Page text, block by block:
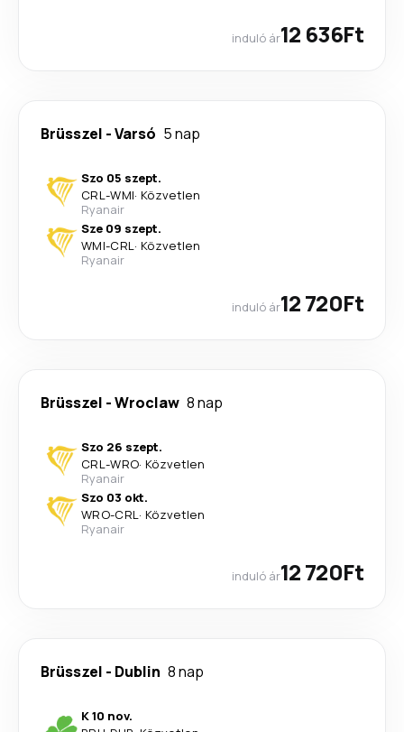
induló ár12 636Ft
Brüsszel -Varsó 5 nap
Szo 05 szept.
CRL-WMI· Közvetlen
Ryanair
Sze 09 szept.
WMI-CRL· Közvetlen
Ryanair
induló ár12 720Ft
Brüsszel -Wroclaw 8 nap
Szo 26 szept.
CRL-WRO· Közvetlen
Ryanair
Szo 03 okt.
WRO-CRL· Közvetlen
Ryanair
induló ár12 720Ft
Brüsszel - Dublin 8 nap
K 10 nov.